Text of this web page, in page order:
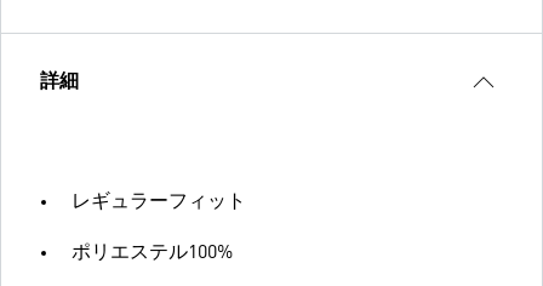
詳細
レギュラーフィット
ポリエステル100%